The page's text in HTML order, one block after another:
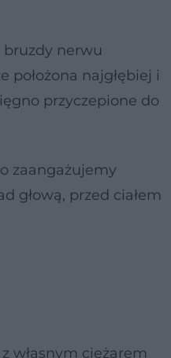
nerwu
położona najgłębiej i
przyczepione do
zaangażujemy
głową, przed ciałem
własnym ciężarem